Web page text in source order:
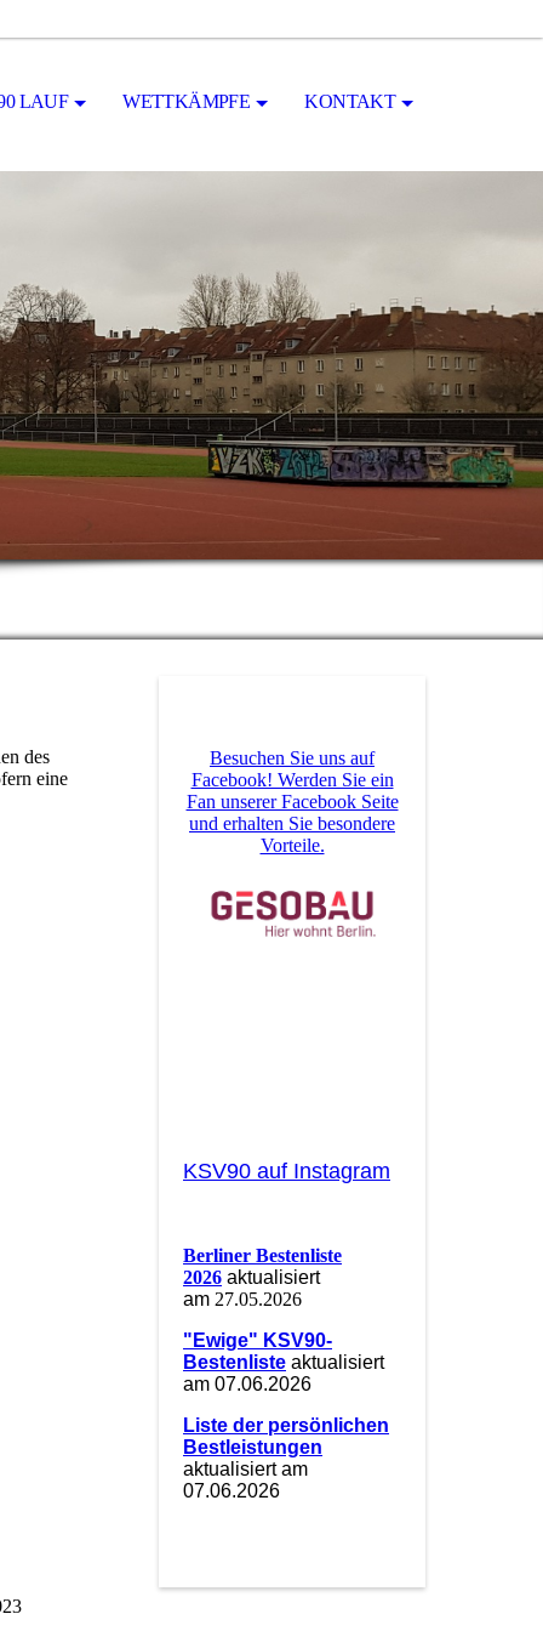
LAUF WETTKÄMPFE KONTAKT
des
eine
Besuchen Sie uns auf
Facebook! Werden Sie ein
Fan unserer Facebook Seite
und erhalten Sie besondere
Vorteile.
KSV90 auf Instagram
Berliner Bestenliste
2026 aktualisiert
am 27.05.2026
"Ewige" KSV90-
Bestenliste aktualisiert
am 07.06.2026
Liste der persönlichen
Bestleistungen
aktualisiert am
07.06.2026